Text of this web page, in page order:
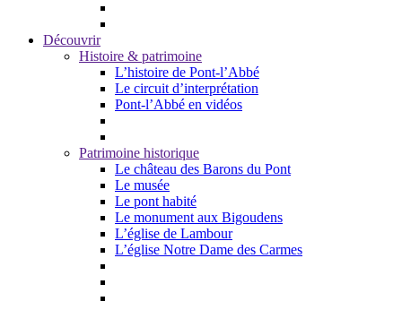
Découvrir
Histoire & patrimoine
L’histoire de Pont-l’Abbé
Le circuit d’interprétation
Pont-l’Abbé en vidéos
Patrimoine historique
Le château des Barons du Pont
Le musée
Le pont habité
Le monument aux Bigoudens
L’église de Lambour
L’église Notre Dame des Carmes